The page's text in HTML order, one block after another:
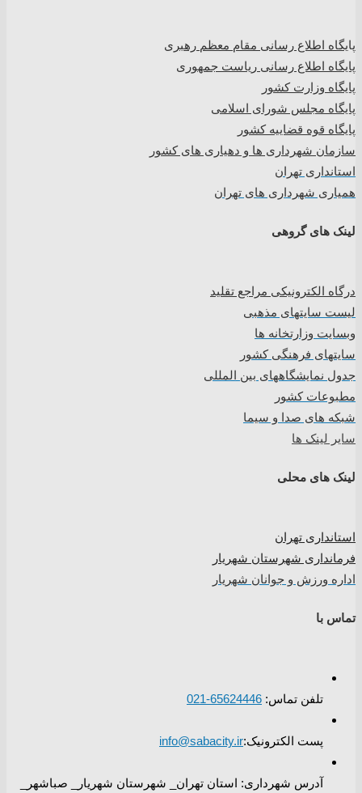
پایگاه اطلاع رسانی مقام معظم رهبری
پایگاه اطلاع رسانی ریاست جمهوری
پایگاه وزارت کشور
پایگاه مجلس شورای اسلامی
پایگاه قوه قضاییه کشور
سازمان شهرداری ها و دهیاری های کشور
استانداری تهران
همیاری شهرداری های تهران
لینک های گروهی
درگاه الکترونیکی مراجع تقلید
لیست سایتهای مذهبی
وبسایت وزارتخانه ها
سایتهای فرهنگی کشور
جدول نمایشگاههای بین المللی
مطبوعات کشور
شبکه های صدا و سیما
سایر لینک ها
لینک های محلی
استانداری تهران
فرمانداری شهرستان شهریار
اداره ورزش و جوانان شهریار
تماس با
تلفن تماس: 65624446-021
پست الکترونیک:info@sabacity.ir
آدرس شهرداری: استان تهران_ شهرستان شهریار_ صباشهر_